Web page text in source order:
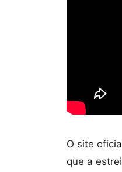
O site
que a